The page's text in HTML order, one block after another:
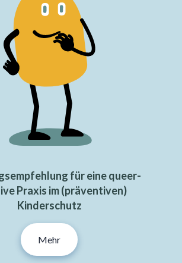
für eine queer-
Praxis im (präventiven)
Kinderschutz
Mehr